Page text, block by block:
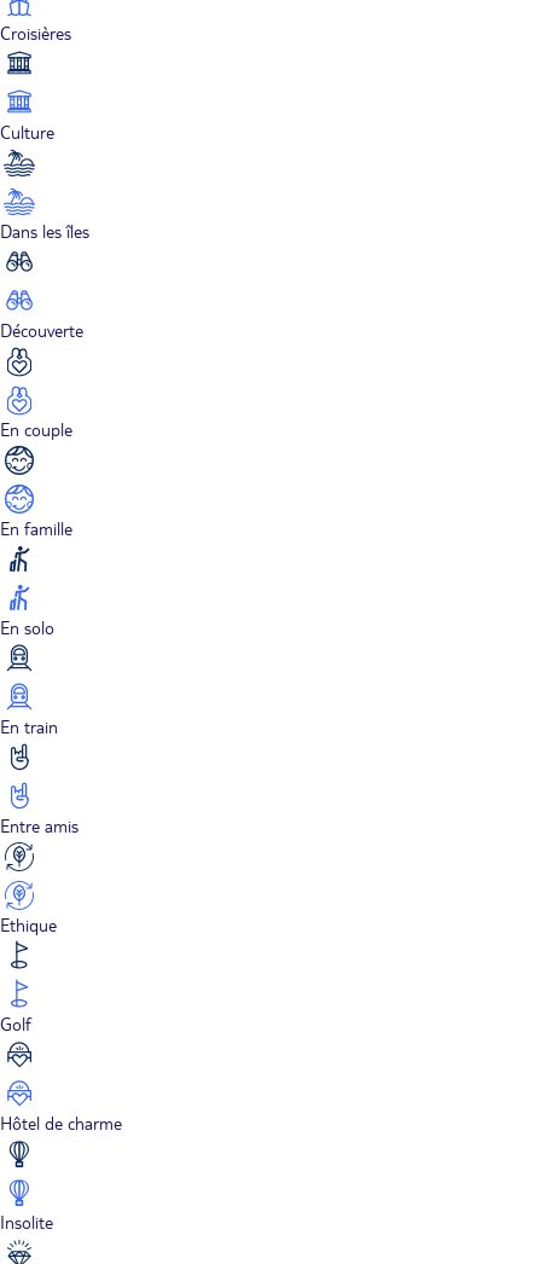
Croisières
Culture
Dans les îles
Découverte
En couple
En famille
En solo
En train
Entre amis
Ethique
Golf
Hôtel de charme
Insolite